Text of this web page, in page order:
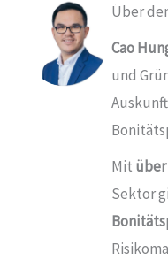
Über
Cao
und
Mit über
Sektor